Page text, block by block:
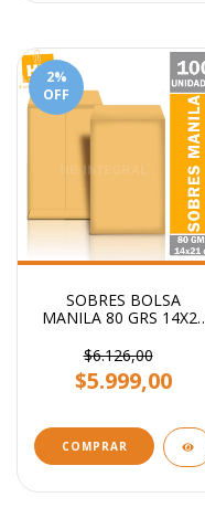
2%
OFF
SOBRES BOLSA
MANILA 80 GRS 14X21
$6.126,00
$5.999,00
COMPRAR